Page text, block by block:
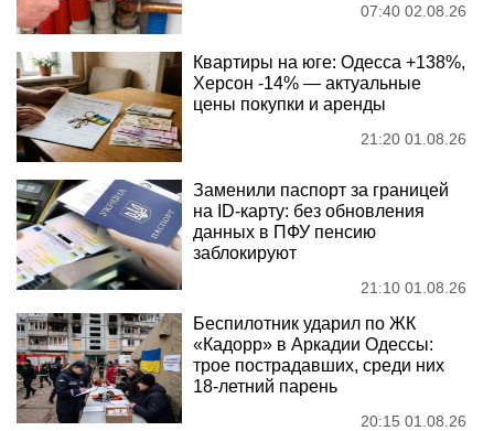
07:40 02.08.26
Квартиры на юге: Одесса +138%,
Херсон -14% — актуальные
цены покупки и аренды
21:20 01.08.26
Заменили паспорт за границей
на ID-карту: без обновления
данных в ПФУ пенсию
заблокируют
21:10 01.08.26
Беспилотник ударил по ЖК
«Кадорр» в Аркадии Одессы:
трое пострадавших, среди них
18-летний парень
20:15 01.08.26